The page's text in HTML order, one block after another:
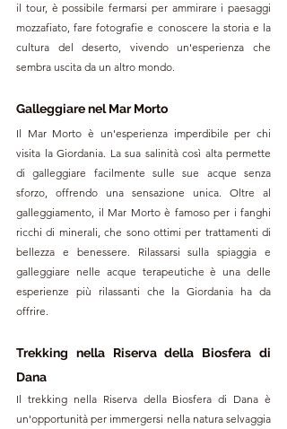
il tour, è possibile fermarsi per ammirare i paesaggi
mozzafiato, fare fotografie e conoscere la storia e la
cultura del deserto, vivendo un'esperienza che
sembra uscita da un altro mondo.
Galleggiare nel Mar Morto
Il Mar Morto è un'esperienza imperdibile per chi
visita la Giordania. La sua salinità così alta permette
di galleggiare facilmente sulle sue acque senza
sforzo, offrendo una sensazione unica. Oltre al
galleggiamento, il Mar Morto è famoso per i fanghi
ricchi di minerali, che sono ottimi per trattamenti di
bellezza e benessere. Rilassarsi sulla spiaggia e
galleggiare nelle acque terapeutiche è una delle
esperienze più rilassanti che la Giordania ha da
offrire.
Trekking nella Riserva della Biosfera di
Dana
Il trekking nella Riserva della Biosfera di Dana è
un'opportunità per immergersi nella natura selvaggia